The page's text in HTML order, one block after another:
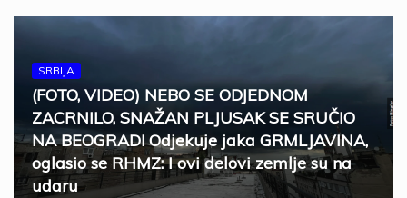
SRBIJA
(FOTO, VIDEO) NEBO SE ODJEDNOM
ZACRNILO, SNAŽAN PLJUSAK SE SRUČIO
NA BEOGRAD! Odjekuje jaka GRMLJAVINA,
oglasio se RHMZ: I ovi delovi zemlje su na
udaru